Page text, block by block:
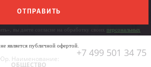
ОТПРАВИТЬ
вы даете согласие на обработку своих персональных
является публичной офертой.
+7 499 501 34 75
Наименование:
ОБЩЕСТВО